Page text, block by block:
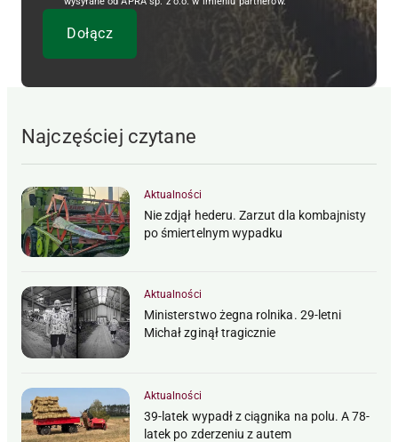
Najczęściej czytane
Aktualności
Nie zdjął hederu. Zarzut dla kombajnisty
po śmiertelnym wypadku
Aktualności
Ministerstwo żegna rolnika. 29-letni
Michał zginął tragicznie
Aktualności
39-latek wypadł z ciągnika na polu. A 78-
latek po zderzeniu z autem